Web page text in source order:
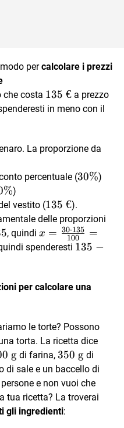
percalcolare i prezzi
che costa 135
\ €
135 € a prezzo
in meno con il
La proporzione da
percentuale (30\%
30%)
)
vestito (135
\ €
135 €).
delle proporzioni
, quindi x=\frac{30
\cdot 135}
x = 100
30⋅135 =
spenderesti 135-
135 −
per calcolare una
le torte? Possono
torta. La ricetta dice
g di farina, 350
\text{
g}
350 g di
di sale e un baccello di
persone e non vuoi che
tua ricetta? La troverai
gli ingredienti: